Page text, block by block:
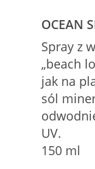
OCEAN
Spray z
„beach
jak na
sól
UV.
150 ml